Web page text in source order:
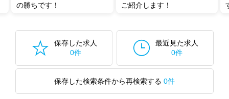
の勝ちです！
ご紹介します！
保存した求人
0件
最近見た求人
0件
保存した検索条件から再検索する 0件